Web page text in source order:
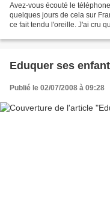
Avez-vous écouté le
quelques jours de cela sur
ce fait tendu l'oreille. J'ai cru
Eduquer ses
Publié le 02/07/2008 à 09:28